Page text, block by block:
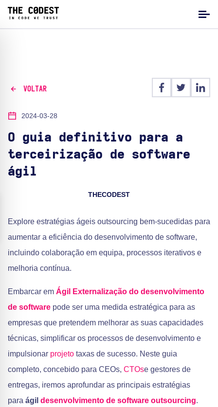
VOLTAR
2024-03-28
O guia definitivo para a
terceirização de software
ágil
THECODEST
Explore estratégias ágeis outsourcing bem-sucedidas para
aumentar a eficiência do desenvolvimento de software,
incluindo colaboração em equipa, processos iterativos e
melhoria contínua.
Embarcar em Ágil
Externalização do desenvolvimento
de software pode ser uma medida estratégica para as
empresas que pretendem melhorar as suas capacidades
técnicas, simplificar os processos de desenvolvimento e
impulsionar projeto taxas de sucesso. Neste guia
completo, concebido para CEOs, CTOse gestores de
entregas, iremos aprofundar as principais estratégias
para ágil desenvolvimento de software outsourcing.